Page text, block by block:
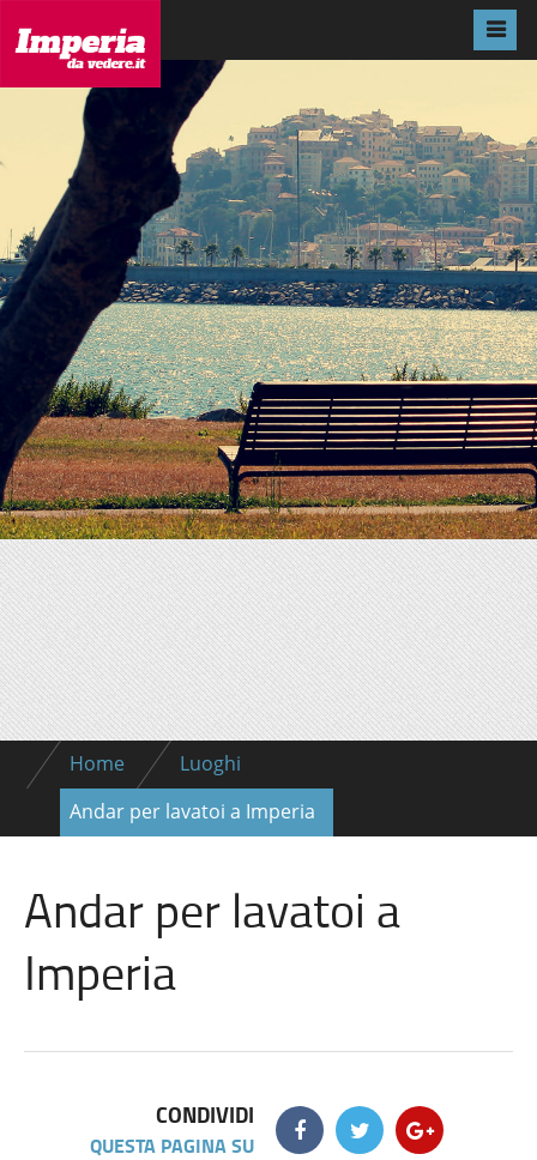
Home
Luoghi
Andar per lavatoi a Imperia
Andar per lavatoi a
Imperia
CONDIVIDI
QUESTA PAGINA SU